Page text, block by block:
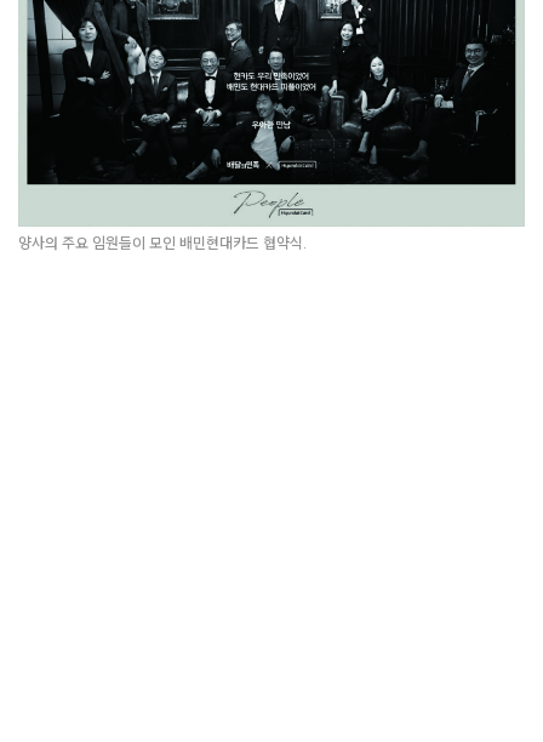
양사의 주요 임원들이 모인 배민현대카드 협약식.